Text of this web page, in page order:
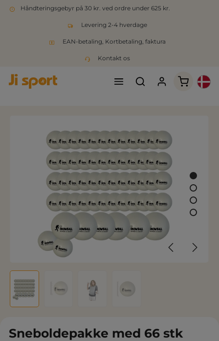
Håndteringsgebyr på 30 kr. ved ordre under 625 kr.
Levering 2-4 hverdage
EAN-betaling, Kortbetaling, faktura
Kontakt os
Sneboldepakke med 66 stk